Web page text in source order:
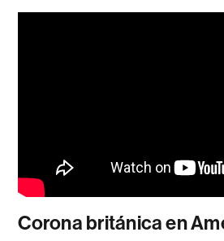
Corona británica en